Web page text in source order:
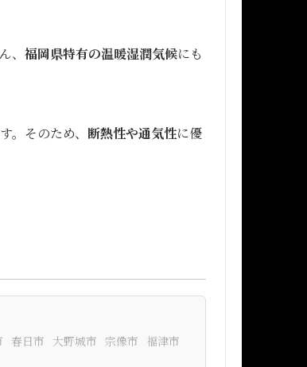
、 福岡県特有の温暖湿潤気候にも
。そのため、 断熱性や通気性に優
春日市 大野城市 宗像市 福津市